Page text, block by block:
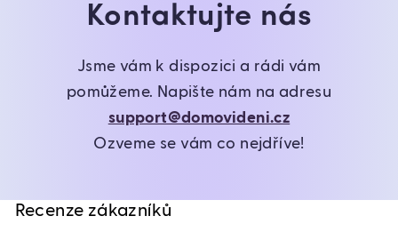
Kontaktujte nás
Jsme vám k dispozici a rádi vám
pomůžeme. Napište nám na adresu
support@domovideni.cz
Ozveme se vám co nejdříve!
Recenze zákazníků